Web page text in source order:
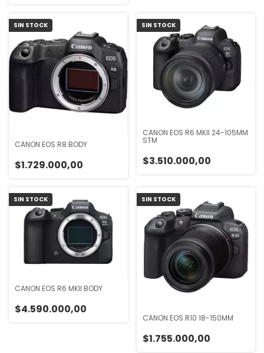
SIN STOCK
CANON EOS R8 BODY
$1.729.000,00
SIN STOCK
CANON EOS R6 MKII 24-105MM
STM
$3.510.000,00
SIN STOCK
CANON EOS R6 MKII BODY
$4.590.000,00
SIN STOCK
CANON EOS R10 18-150MM
$1.755.000,00